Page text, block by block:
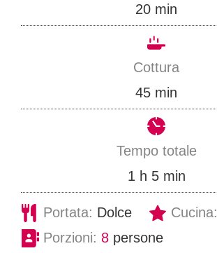
20m
i
n
t
i
min
Cottura
45m
i
u
t
i
min
Tempo totale
1oh 5m
i
n
min
Portata: Dolce Cucina:
Porzioni: 8 persone